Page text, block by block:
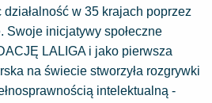
w 35 krajach poprzez
Swoje inicjatywy społeczne
LALIGA i jako pierwsza
na świecie stworzyła rozgrywki
intelektualną -